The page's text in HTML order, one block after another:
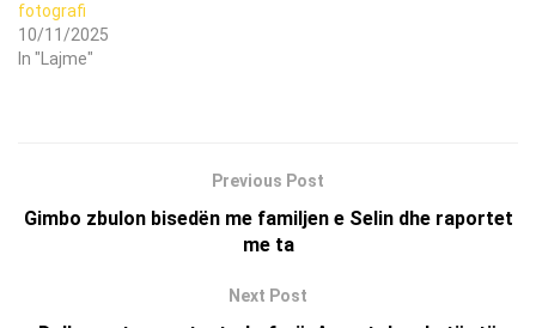
fotografi
10/11/2025
In "Lajme"
Previous Post
Gimbo zbulon bisedën me familjen e Selin dhe raportet
me ta
Next Post